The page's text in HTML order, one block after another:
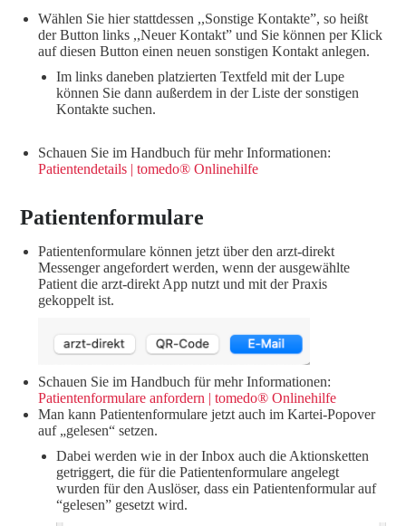
Wählen Sie hier stattdessen ,,Sonstige Kontakte”, so heißt
der Button links ,,Neuer Kontakt” und Sie können per Klick
auf diesen Button einen neuen sonstigen Kontakt anlegen.
Im links daneben platzierten Textfeld mit der Lupe
können Sie dann außerdem in der Liste der sonstigen
Kontakte suchen.
Schauen Sie im Handbuch für mehr Informationen:
Patientendetails | tomedo® Onlinehilfe
Patientenformulare
Patientenformulare können jetzt über den arzt-direkt
Messenger angefordert werden, wenn der ausgewählte
Patient die arzt-direkt App nutzt und mit der Praxis
gekoppelt ist.
Schauen Sie im Handbuch für mehr Informationen:
Patientenformulare anfordern | tomedo® Onlinehilfe
Man kann Patientenformulare jetzt auch im Kartei-Popover
auf „gelesen“ setzen.
Dabei werden wie in der Inbox auch die Aktionsketten
getriggert, die für die Patientenformulare angelegt
wurden für den Auslöser, dass ein Patientenformular auf
“gelesen” gesetzt wird.